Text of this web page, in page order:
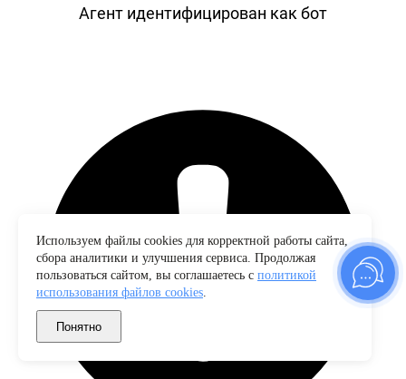
Агент идентифицирован как бот
Используем файлы cookies для корректной работы сайта,
сбора аналитики и улучшения сервиса. Продолжая
пользоваться сайтом, вы соглашаетесь с политикой
использования файлов cookies.
Понятно